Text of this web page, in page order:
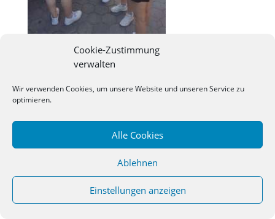
Cookie-Zustimmung
verwalten
Wir verwenden Cookies, um unsere Website und unseren Service zu
optimieren.
Alle Cookies
Ablehnen
Einstellungen anzeigen
wordpress